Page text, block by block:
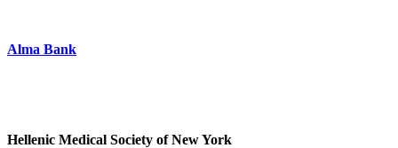
Alma Bank
Hellenic Medical Society of New York